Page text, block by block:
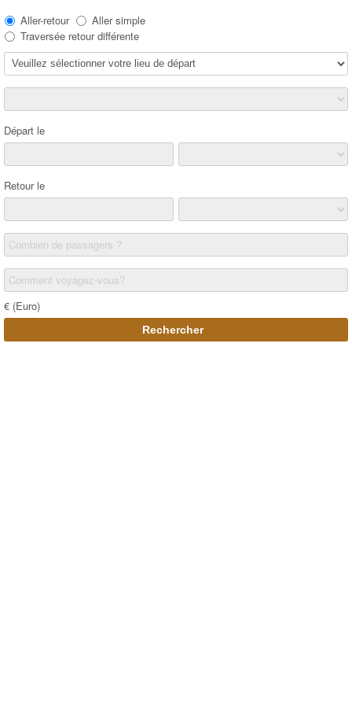
Aller-retour
Aller simple
Traversée retour différente
Départ le
Retour le
Combien de passagers ?
Comment voyagez-vous?
€ (Euro)
Rechercher